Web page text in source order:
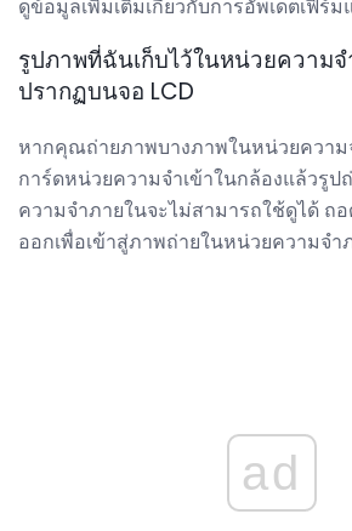
ดูข้อมูลเพิ่มเติมเกี่ยวกับการอัพเดตเฟิร์ม
รูปภาพที่ฉันเก็บไว้ในหน่วยความ
ปรากฏบนจอ LCD
หากคุณถ่ายภาพบางภาพในหน่วยความ
การ์ดหน่วยความจำเข้าในกล้องแล้วรู
ความจำภายในจะไม่สามารถใช้ดูได้ ถ
ออกเพื่อเข้าสู่ภาพถ่ายในหน่วยความจำ
ad